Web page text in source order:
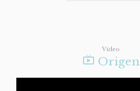
Vídeo
 Origen